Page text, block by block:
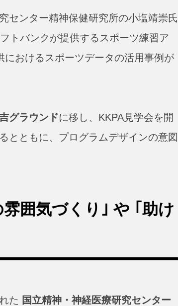
センター精神保健研究所の小塩靖崇氏
トバンクが提供するスポーツ練習ア
におけるスポーツデータの活用事例が
グラウンドに移し、KKPA見学会を開
とともに、プログラムデザインの意図
囲気づくり｣ や ｢助け
た 国立精神・神経医療研究センター